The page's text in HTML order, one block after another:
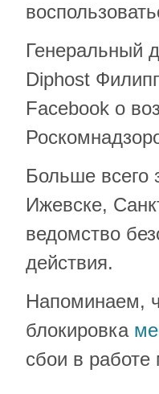
Генеральный
Diphost
Facebook о
Больше всего
Ижевске,
ведомство
действия.
Напоминаем,
блокировка
сбои в работе